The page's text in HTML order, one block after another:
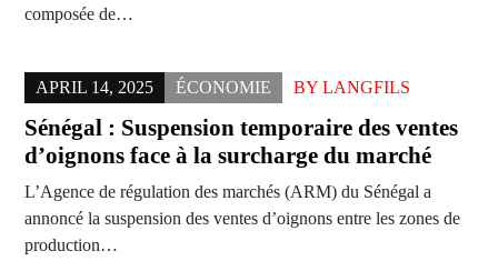
composée de…
APRIL 14, 2025 ÉCONOMIE BY LANGFILS
Sénégal : Suspension temporaire des ventes
d’oignons face à la surcharge du marché
L’Agence de régulation des marchés (ARM) du Sénégal a
annoncé la suspension des ventes d’oignons entre les zones de
production…